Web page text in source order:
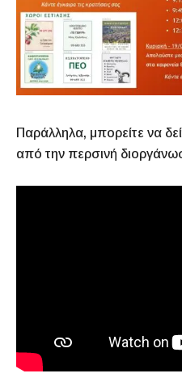
Παράλληλα, μπορείτε να
από την περσινή